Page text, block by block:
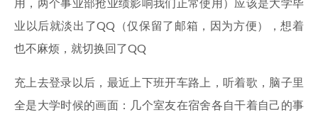
业以后就淡出了QQ（仅保留了邮箱，因为方便），想着
也不麻烦，就切换回了QQ
充上去登录以后，最近上下班开车路上，听着歌，脑子里
全是大学时候的画面：几个室友在宿舍各自干着自己的事